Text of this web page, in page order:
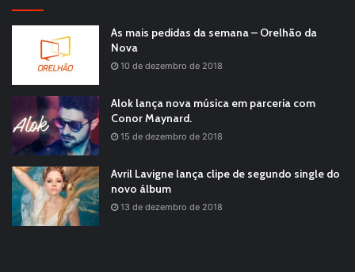
As mais pedidas da semana – Orelhão da
Nova
10 de dezembro de 2018
Alok lança nova música em parceria com
Conor Maynard.
15 de dezembro de 2018
Avril Lavigne lança clipe de segundo single do
novo álbum
13 de dezembro de 2018